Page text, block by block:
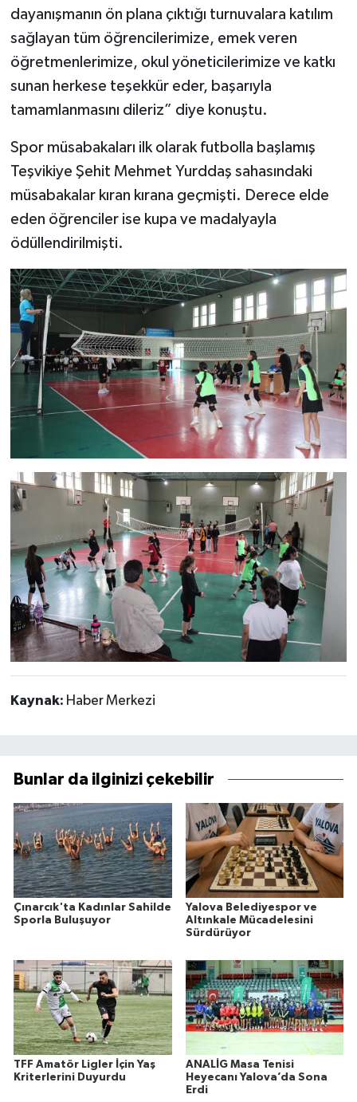
dayanışmanın ön plana çıktığı turnuvalara katılım
sağlayan tüm öğrencilerimize, emek veren
öğretmenlerimize, okul yöneticilerimize ve katkı
sunan herkese teşekkür eder, başarıyla
tamamlanmasını dileriz” diye konuştu.
Spor müsabakaları ilk olarak futbolla başlamış
Teşvikiye Şehit Mehmet Yurddaş sahasındaki
müsabakalar kıran kırana geçmişti. Derece elde
eden öğrenciler ise kupa ve madalyayla
ödüllendirilmişti.
Kaynak: Haber Merkezi
Bunlar da ilginizi çekebilir
Çınarcık'ta Kadınlar Sahilde
Sporla Buluşuyor
Yalova Belediyespor ve
Altınkale Mücadelesini
Sürdürüyor
TFF Amatör Ligler İçin Yaş
Kriterlerini Duyurdu
ANALİG Masa Tenisi
Heyecanı Yalova’da Sona
Erdi